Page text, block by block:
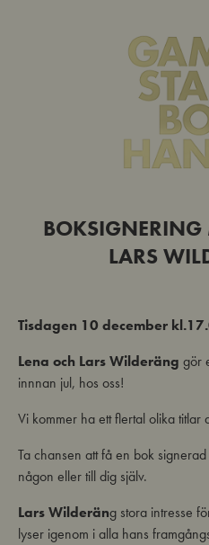
BOKSIGNERING
LARS
Tisdagen 10 december
Lena och Lars Wilderäng gör
innnan jul, hos oss!
Vi kommer ha ett flertal olika titlar
Ta chansen att få en bok
någon eller till dig själv.
Lars Wilderäng stora intresse
lyser igenom i alla hans